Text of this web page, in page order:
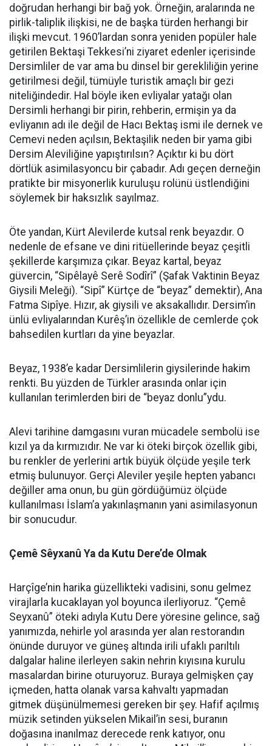
doğrudan herhangi bir bağ yok. Örneğin, aralarında ne
pirlik-taliplik ilişkisi, ne de başka türden herhangi bir
ilişki mevcut. 1960’lardan sonra yeniden popüler hale
getirilen Bektaşi Tekkesi’ni ziyaret edenler içerisinde
Dersimliler de var ama bu dinsel bir gerekliliğin yerine
getirilmesi değil, tümüyle turistik amaçlı bir gezi
niteliğindedir. Hal böyle iken evliyalar yatağı olan
Dersimli herhangi bir pirin, rehberin, ermişin ya da
evliyanın adı ile değil de Hacı Bektaş ismi ile dernek ve
Cemevi neden açılsın, Bektaşilik neden bir yama gibi
Dersim Aleviliğine yapıştırılsın? Açıktır ki bu dört
dörtlük asimilasyoncu bir çabadır. Adı geçen derneğin
pratikte bir misyonerlik kuruluşu rolünü üstlendiğini
söylemek bir haksızlık sayılmaz.
Öte yandan, Kürt Alevilerde kutsal renk beyazdır. O
nedenle de efsane ve dini ritüellerinde beyaz çeşitli
şekillerde karşımıza çıkar. Beyaz kartal, beyaz
güvercin, “Sipêlayê Serê Sodîrî” (Şafak Vaktinin Beyaz
Giysili Meleği). “Sipî” Kürtçe de “beyaz” demektir), Ana
Fatma Sipîye. Hızır, ak giysili ve aksakallıdır. Dersim’in
ünlü evliyalarından Kurêş’in özellikle de cemlerde çok
bahsedilen kurtları da yine beyazlar.
Beyaz, 1938’e kadar Dersimlilerin giysilerinde hakim
renkti. Bu yüzden de Türkler arasında onlar için
kullanılan terimlerden biri de “beyaz donlu”ydu.
Alevi tarihine damgasını vuran mücadele sembolü ise
kızıl ya da kırmızıdır. Ne var ki öteki birçok özellik gibi,
bu renkler de yerlerini artık büyük ölçüde yeşile terk
etmiş bulunuyor. Gerçi Aleviler yeşile hepten yabancı
değiller ama onun, bu gün gördüğümüz ölçüde
kullanılması İslam’a yakınlaşmanın yani asimilasyonun
bir sonucudur.
Çemê Sêyxanû Ya da Kutu Dere’de Olmak
Harçîge’nin harika güzellikteki vadisini, sonu gelmez
virajlarla kucaklayan yol boyunca ilerliyoruz. “Çemê
Seyxanû” öteki adıyla Kutu Dere yöresine gelince, sağ
yanımızda, nehirle yol arasında yer alan restorandın
önünde duruyor ve güneş altında irili ufaklı parıltılı
dalgalar haline ilerleyen sakin nehrin kıyısına kurulu
masalardan birine oturuyoruz. Buraya gelmişken çay
içmeden, hatta olanak varsa kahvaltı yapmadan
gitmek düşünülmemesi gereken bir şey. Hafif açılmış
müzik setinden yükselen Mikail’in sesi, buranın
doğasına inanılmaz derecede renk katıyor, onu